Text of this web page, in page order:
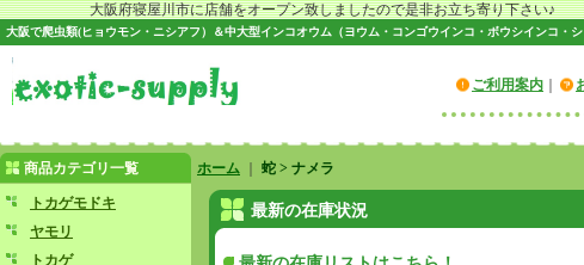
大阪府寝屋川市に店舗をオープン致しましたので是非お立ち寄り下さい♪
大阪で爬虫類(ヒョウモン・ニシアフ）＆中大型インコオウム（ヨウム・コンゴウインコ・ボウシインコ・
ご利用案内
商品カテゴリ一覧
トカゲモドキ
ヤモリ
トカゲ
ホーム 蛇 > ナメラ
最新の在庫状況